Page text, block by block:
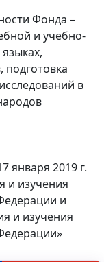
Фонда –
и учебно-
в
января 2019 г.
и изучения
и
и изучения